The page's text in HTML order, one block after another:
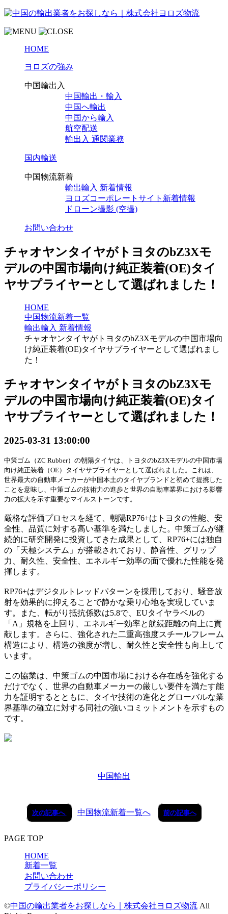
HOME
ヨロズの強み
中国輸出入
中国輸出・輸入
中国へ輸出
中国から輸入
航空配送
輸出入 通関業務
国内輸送
中国物流新着
輸出輸入 新着情報
ヨロズコーポレートサイト新着情報
ドローン撮影 (空撮)
お問い合わせ
チャオヤンタイヤがトヨタのbZ3Xモ
デルの中国市場向け純正装着(OE)タイ
ヤサプライヤーとして選ばれました！
HOME
中国物流新着一覧
輸出輸入 新着情報
チャオヤンタイヤがトヨタのbZ3Xモデルの中国市場向
け純正装着(OE)タイヤサプライヤーとして選ばれまし
た！
チャオヤンタイヤがトヨタのbZ3Xモ
デルの中国市場向け純正装着(OE)タイ
ヤサプライヤーとして選ばれました！
2025-03-31 13:00:00
中策ゴム（ZC Rubber）の朝陽タイヤは、トヨタのbZ3Xモデルの中国市場
向け純正装着（OE）タイヤサプライヤーとして選ばれました。これは、
世界最大の自動車メーカーが中国本土のタイヤブランドと初めて提携した
ことを意味し、中策ゴムの技術力の進歩と世界の自動車業界における影響
力の拡大を示す重要なマイルストーンです。
厳格な評価プロセスを経て、朝陽RP76+はトヨタの性能、安
全性、品質に対する高い基準を満たしました。中策ゴムが継
続的に研究開発に投資してきた成果として、RP76+には独自
の「天極システム」が搭載されており、静音性、グリップ
力、耐久性、安全性、エネルギー効率の面で優れた性能を発
揮します。
RP76+はデジタルトレッドパターンを採用しており、騒音放
射を効果的に抑えることで静かな乗り心地を実現していま
す。また、転がり抵抗係数は5.8で、EUタイヤラベルの
「A」規格を上回り、エネルギー効率と航続距離の向上に貢
献します。さらに、強化された二重高強度スチールフレーム
構造により、構造の強度が増し、耐久性と安全性も向上して
います。
この協業は、中策ゴムの中国市場における存在感を強化する
だけでなく、世界の自動車メーカーの厳しい要件を満たす能
力を証明するとともに、タイヤ技術の進化とグローバルな業
界基準の確立に対する同社の強いコミットメントを示すもの
です。
中国輸出
次の記事へ 中国物流新着一覧へ 前の記事へ
PAGE TOP
HOME
新着一覧
お問い合わせ
プライバシーポリシー
©中国の輸出業者をお探しなら｜株式会社ヨロズ物流 All